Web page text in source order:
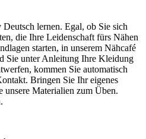
lernen. Egal, ob Sie sich
die Ihre Leidenschaft fürs Nähen
starten, in unserem Nähcafé
Sie unter Anleitung Ihre Kleidung
kommen Sie automatisch
Bringen Sie Ihr eigenes
unsere Materialien zum Üben.